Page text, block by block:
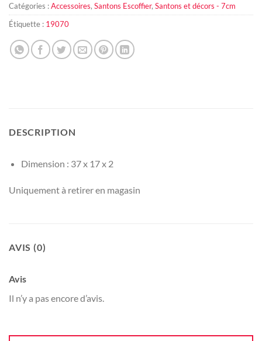
Catégories :Accessoires, Santons Escoffier, Santons et décors - 7cm
Étiquette : 19070
DESCRIPTION
Dimension : 37 x 17 x 2
Uniquement à retirer en magasin
AVIS (0)
Avis
Il n’y a pas encore d’avis.